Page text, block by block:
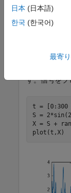
既定の
す。信号を
t = [0:300
S =
X = S +
plot(t,X)
日本 (日本語)
한국 (한국어)
最寄